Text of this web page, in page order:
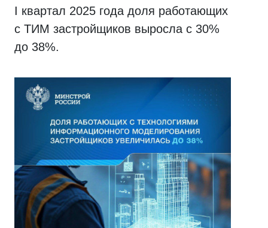
I квартал 2025 года доля работающих
с ТИМ застройщиков выросла с 30%
до 38%.